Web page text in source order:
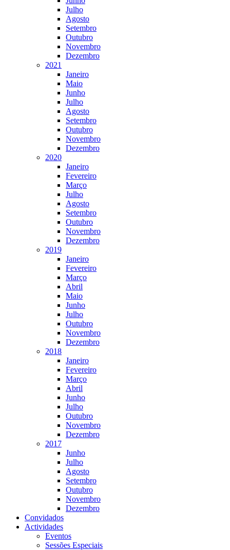
Julho
Agosto
Setembro
Outubro
Novembro
Dezembro
2021
Janeiro
Maio
Junho
Julho
Agosto
Setembro
Outubro
Novembro
Dezembro
2020
Janeiro
Fevereiro
Março
Julho
Agosto
Setembro
Outubro
Novembro
Dezembro
2019
Janeiro
Fevereiro
Março
Abril
Maio
Junho
Julho
Outubro
Novembro
Dezembro
2018
Janeiro
Fevereiro
Março
Abril
Junho
Julho
Outubro
Novembro
Dezembro
2017
Junho
Julho
Agosto
Setembro
Outubro
Novembro
Dezembro
Convidados
Actividades
Eventos
Sessões Especiais